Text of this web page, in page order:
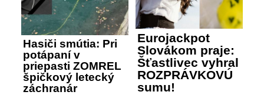
Hasiči smútia: Pri
potápaní v
priepasti ZOMREL
špičkový letecký
záchranár
Eurojackpot
Slovákom praje:
Šťastlivec vyhral
ROZPRÁVKOVÚ
sumu!